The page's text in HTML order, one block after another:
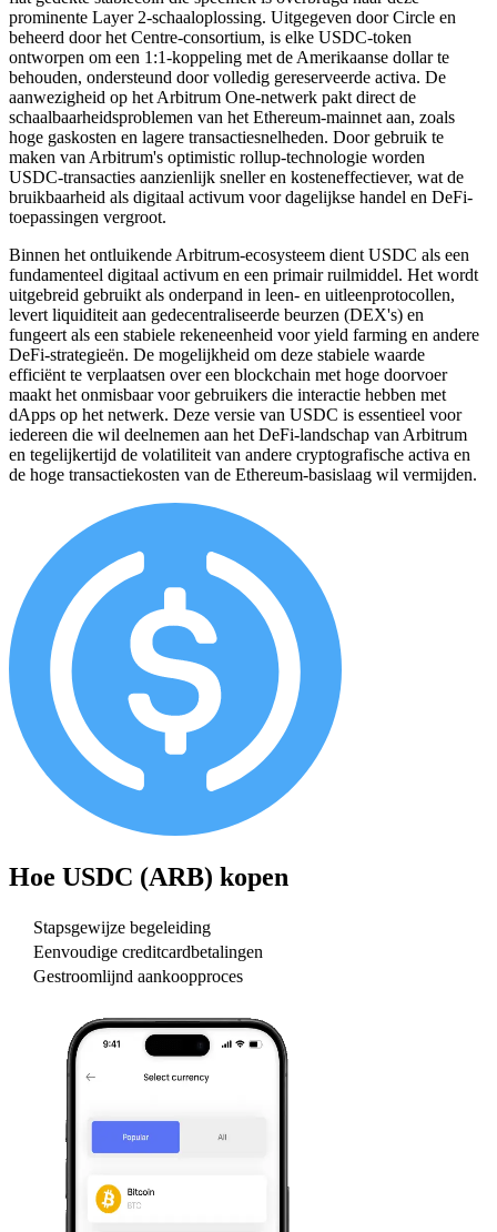
prominente Layer 2-schaaloplossing. Uitgegeven door Circle en
beheerd door het Centre-consortium, is elke USDC-token
ontworpen om een 1:1-koppeling met de Amerikaanse dollar te
behouden, ondersteund door volledig gereserveerde activa. De
aanwezigheid op het Arbitrum One-netwerk pakt direct de
schaalbaarheidsproblemen van het Ethereum-mainnet aan, zoals
hoge gaskosten en lagere transactiesnelheden. Door gebruik te
maken van Arbitrum's optimistic rollup-technologie worden
USDC-transacties aanzienlijk sneller en kosteneffectiever, wat de
bruikbaarheid als digitaal activum voor dagelijkse handel en DeFi-
toepassingen vergroot.
Binnen het ontluikende Arbitrum-ecosysteem dient USDC als een
fundamenteel digitaal activum en een primair ruilmiddel. Het wordt
uitgebreid gebruikt als onderpand in leen- en uitleenprotocollen,
levert liquiditeit aan gedecentraliseerde beurzen (DEX's) en
fungeert als een stabiele rekeneenheid voor yield farming en andere
DeFi-strategieën. De mogelijkheid om deze stabiele waarde
efficiënt te verplaatsen over een blockchain met hoge doorvoer
maakt het onmisbaar voor gebruikers die interactie hebben met
dApps op het netwerk. Deze versie van USDC is essentieel voor
iedereen die wil deelnemen aan het DeFi-landschap van Arbitrum
en tegelijkertijd de volatiliteit van andere cryptografische activa en
de hoge transactiekosten van de Ethereum-basislaag wil vermijden.
Hoe USDC (ARB) kopen
Stapsgewijze begeleiding
Eenvoudige creditcardbetalingen
Gestroomlijnd aankoopproces